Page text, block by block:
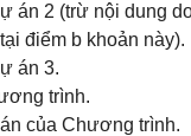
án 2 (trừ nội dung
điểm b khoản này).
án 3.
trình.
của Chương trình.